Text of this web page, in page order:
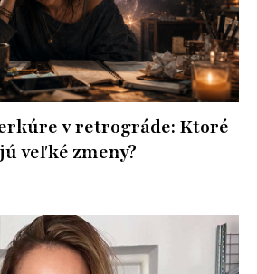
v retrográde: Ktoré
veľké zmeny?